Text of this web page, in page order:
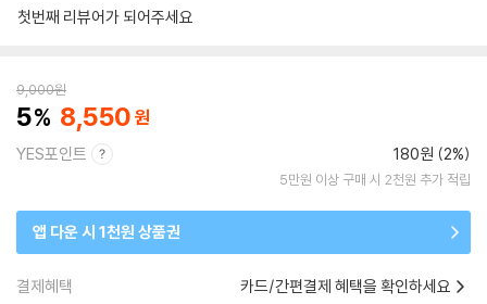
첫번째 리뷰어가 되어주세요
9,000원
5 8,550
YES포인트 180원 (2%)
5만원 이상 구매 시 2천원 추가 적립
앱 다운 시 1천원 상품권
결제혜택 카드/간편결제 혜택을 확인하세요